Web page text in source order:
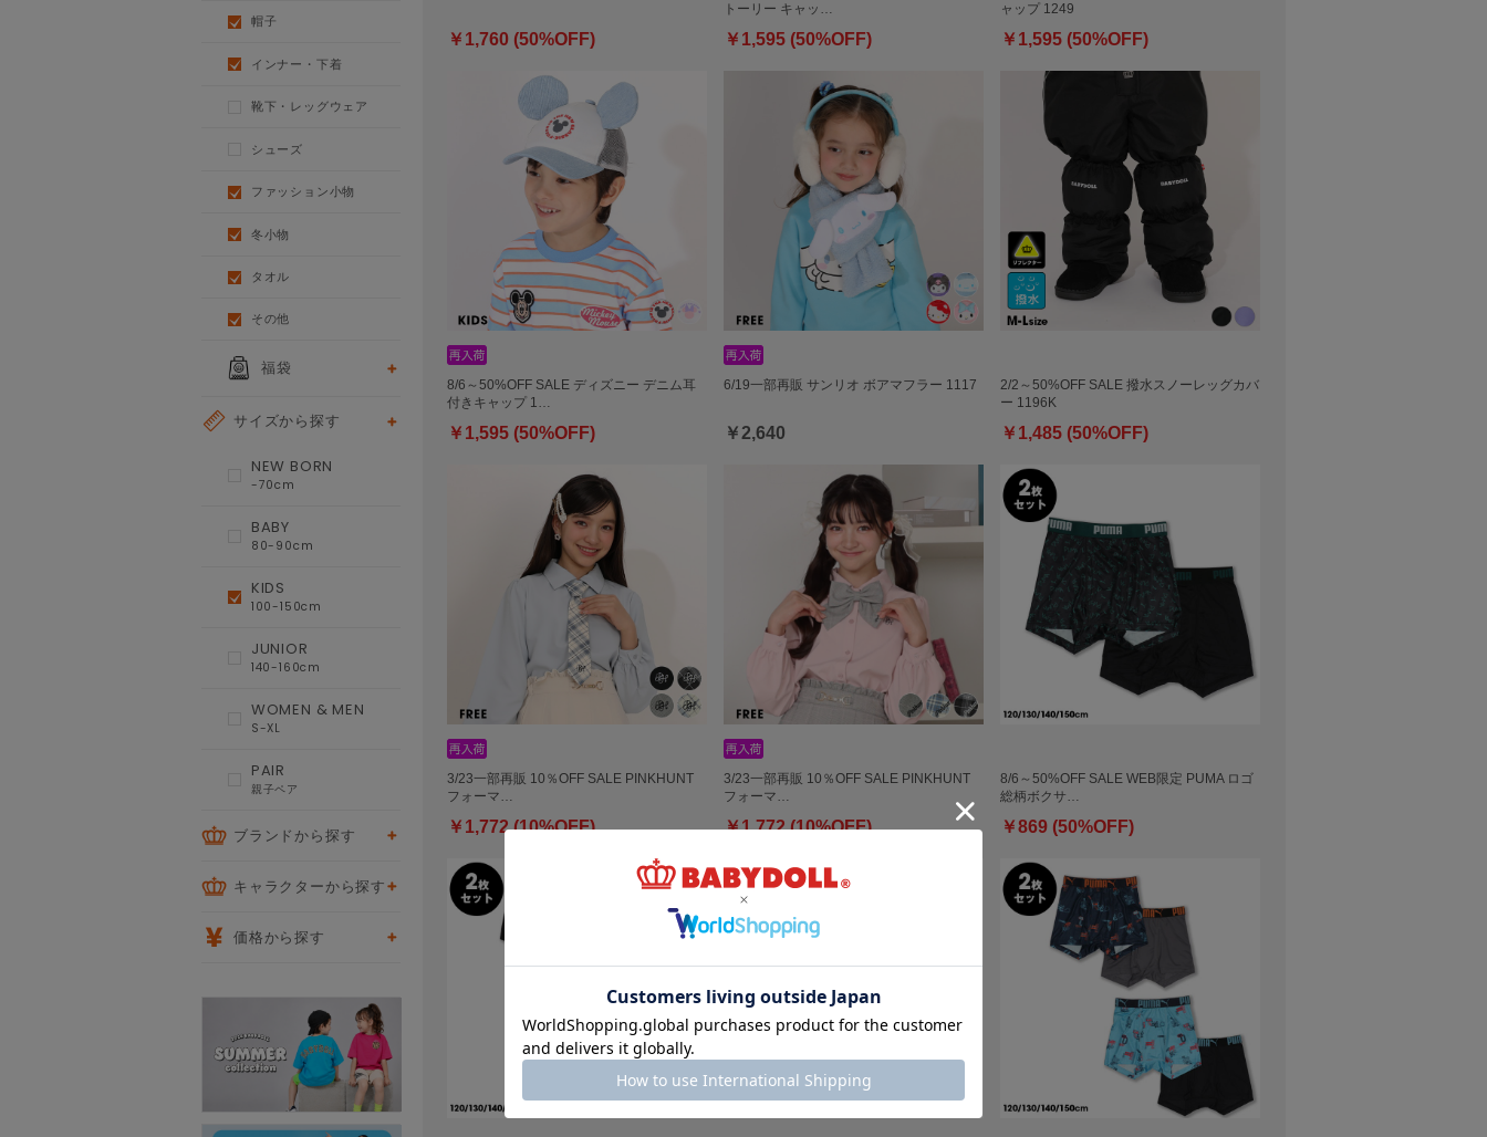
￥1,760 (50%OFF)
トーリー キャッ…
￥1,595 (50%OFF)
ャップ 1249
￥1,595 (50%OFF)
8/6～50%OFF SALE ディズニー デニム耳
付きキャップ 1…
￥1,595 (50%OFF)
6/19一部再販 サンリオ ボアマフラー 1117
￥2,640
2/2～50%OFF SALE 撥水スノーレッグカバ
ー 1196K
￥1,485 (50%OFF)
3/23一部再販 10％OFF SALE PINKHUNT
フォーマ…
￥1,772 (10%OFF)
3/23一部再販 10％OFF SALE PINKHUNT
フォーマ…
￥1,772 (10%OFF)
8/6～50%OFF SALE WEB限定 PUMA ロゴ
総柄ボクサ…
￥869 (50%OFF)
帽子
インナー・下着
靴下・レッグウェア
シューズ
ファッション小物
冬小物
タオル
その他
福袋
サイズから探す
NEW BORN
-70cm
BABY
80-90cm
KIDS
100-150cm
JUNIOR
140-160cm
WOMEN & MEN
S-XL
PAIR
親子ペア
ブランドから探す
キャラクターから探す
価格から探す